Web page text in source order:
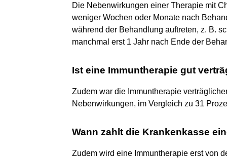
Die Nebenwirkungen einer Therapie mit
weniger Wochen oder Monate nach
während der Behandlung auftreten, z. B.
manchmal erst 1 Jahr nach Ende der
Ist eine Immuntherapie gut
Zudem war die Immuntherapie
Nebenwirkungen, im Vergleich zu 31
Wann zahlt die Krankenkasse
Zudem wird eine Immuntherapie erst von